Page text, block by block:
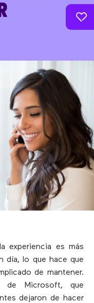
experiencia es más
día, lo que hace que
de mantener.
de Microsoft, que
dejaron de hacer